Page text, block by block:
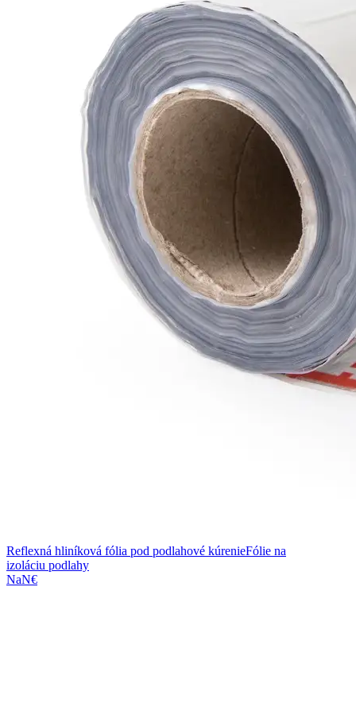
Reflexná hliníková fólia pod podlahové kúrenieFólie na
izoláciu podlahy
NaN€